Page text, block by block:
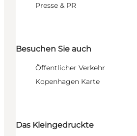
Presse & PR
Besuchen Sie auch
Öffentlicher Verkehr
Kopenhagen Karte
Das Kleingedruckte